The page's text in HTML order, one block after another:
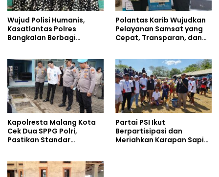
Wujud Polisi Humanis,
Kasatlantas Polres
Bangkalan Berbagi
Ahmad Ibrahim
Polantas Karib Wujudkan
Pelayanan Samsat yang
Cepat, Transparan, dan
Kapolresta Malang Kota
Cek Dua SPPG Polri,
Pastikan Standar
Berjalan Optimal
Partai PSI Ikut
Berpartisipasi dan
Meriahkan Karapan Sapi